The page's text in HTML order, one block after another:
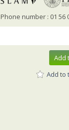
Phone number : 01 56
Add
Add to